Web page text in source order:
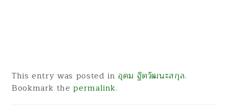
This entry was posted in อุดม ฐิตวัฒนะสกุล.
Bookmark thepermalink.